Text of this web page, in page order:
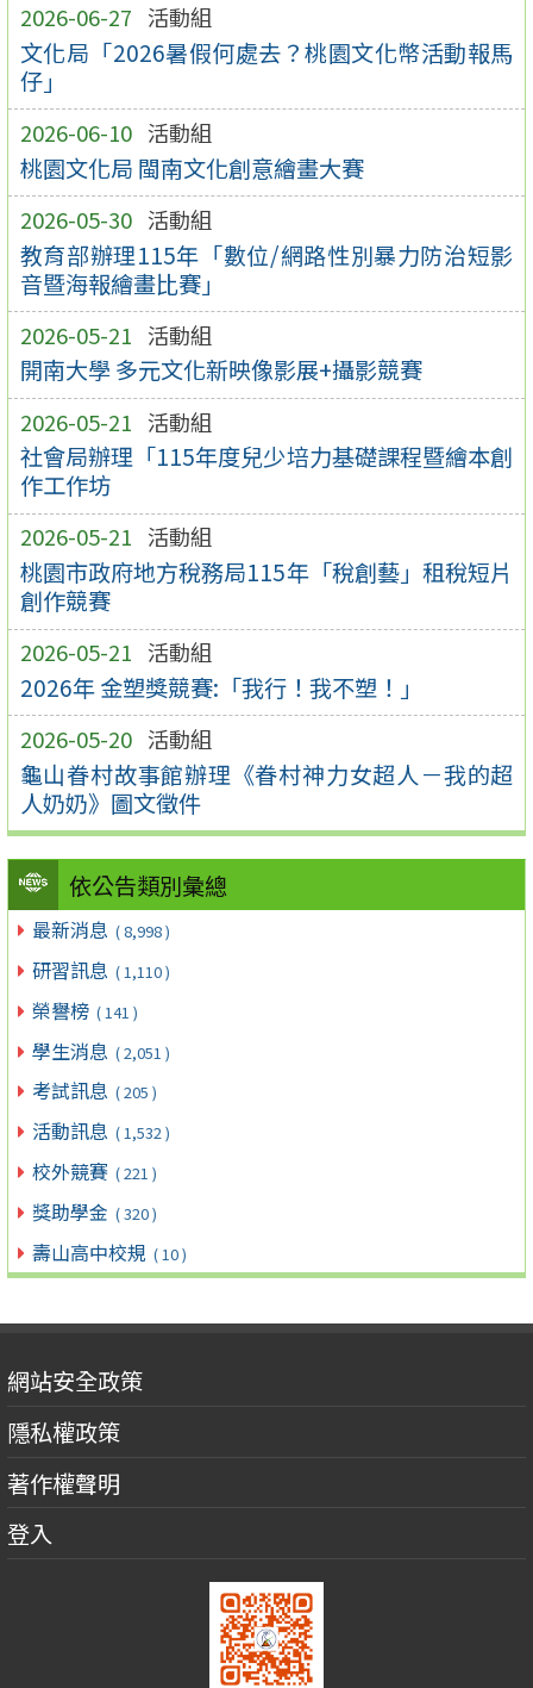
2026-06-27 活動組
文化局「2026暑假何處去？桃園文化幣活動報馬
仔」
2026-06-10 活動組
桃園文化局 閩南文化創意繪畫大賽
2026-05-30 活動組
教育部辦理115年「數位/網路性別暴力防治短影
音暨海報繪畫比賽」
2026-05-21 活動組
開南大學 多元文化新映像影展+攝影競賽
2026-05-21 活動組
社會局辦理「115年度兒少培力基礎課程暨繪本創
作工作坊
2026-05-21 活動組
桃園市政府地方稅務局115年「稅創藝」租稅短片
創作競賽
2026-05-21 活動組
2026年 金塑獎競賽:「我行！我不塑！」
2026-05-20 活動組
龜山眷村故事館辦理《眷村神力女超人－我的超
人奶奶》圖文徵件
依公告類別彙總
最新消息 ( 8,998 )
研習訊息 ( 1,110 )
榮譽榜 ( 141 )
學生消息 ( 2,051 )
考試訊息 ( 205 )
活動訊息 ( 1,532 )
校外競賽 ( 221 )
獎助學金 ( 320 )
壽山高中校規 ( 10 )
網站安全政策
隱私權政策
著作權聲明
登入